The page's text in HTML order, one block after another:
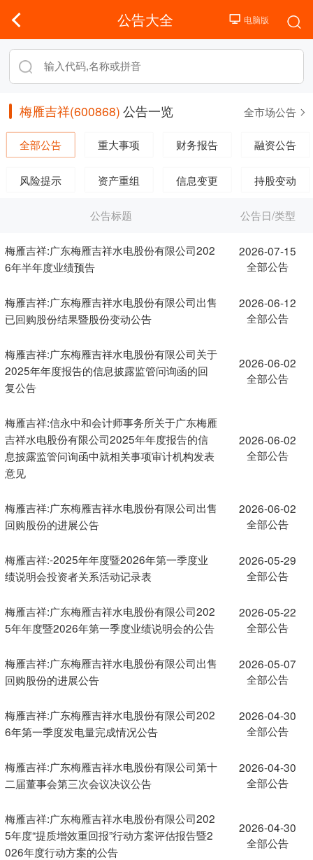
公告大全
梅雁吉祥(600868) 公告一览 全市场公告
全部公告 重大事项 财务报告 融资公告
风险提示 资产重组 信息变更 持股变动
公告标题 公告日/类型
梅雁吉祥:广东梅雁吉祥水电股份有限公司202
6年半年度业绩预告
2026-07-15
全部公告
梅雁吉祥:广东梅雁吉祥水电股份有限公司出售
已回购股份结果暨股份变动公告
2026-06-12
全部公告
梅雁吉祥:广东梅雁吉祥水电股份有限公司关于
2025年年度报告的信息披露监管问询函的回
复公告
2026-06-02
全部公告
梅雁吉祥:信永中和会计师事务所关于广东梅雁
吉祥水电股份有限公司2025年年度报告的信
息披露监管问询函中就相关事项审计机构发表
意见
2026-06-02
全部公告
梅雁吉祥:广东梅雁吉祥水电股份有限公司出售
回购股份的进展公告
2026-06-02
全部公告
梅雁吉祥:-2025年年度暨2026年第一季度业
绩说明会投资者关系活动记录表
2026-05-29
全部公告
梅雁吉祥:广东梅雁吉祥水电股份有限公司202
5年年度暨2026年第一季度业绩说明会的公告
2026-05-22
全部公告
梅雁吉祥:广东梅雁吉祥水电股份有限公司出售
回购股份的进展公告
2026-05-07
全部公告
梅雁吉祥:广东梅雁吉祥水电股份有限公司202
6年第一季度发电量完成情况公告
2026-04-30
全部公告
梅雁吉祥:广东梅雁吉祥水电股份有限公司第十
二届董事会第三次会议决议公告
2026-04-30
全部公告
梅雁吉祥:广东梅雁吉祥水电股份有限公司202
5年度“提质增效重回报”行动方案评估报告暨2
026年度行动方案的公告
2026-04-30
全部公告